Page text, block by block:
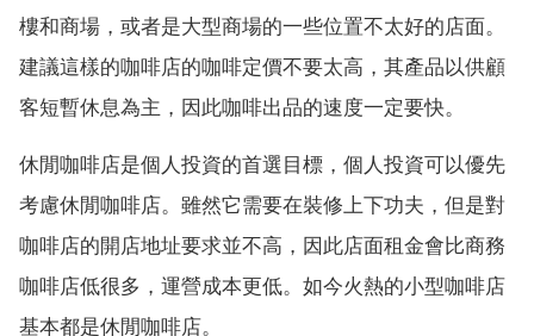
樓和商場，或者是大型商場的一些位置不太好的店面。
建議這樣的咖啡店的咖啡定價不要太高，其產品以供顧
客短暫休息為主，因此咖啡出品的速度一定要快。
休閒咖啡店是個人投資的首選目標，個人投資可以優先
考慮休閒咖啡店。雖然它需要在裝修上下功夫，但是對
咖啡店的開店地址要求並不高，因此店面租金會比商務
咖啡店低很多，運營成本更低。如今火熱的小型咖啡店
基本都是休閒咖啡店。